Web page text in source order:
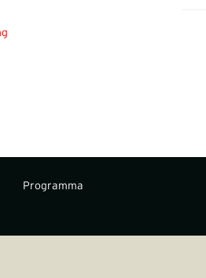
Programma